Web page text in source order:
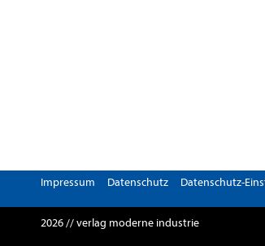
Impressum Datenschutz Datenschutz-
2026 // verlag moderne industrie